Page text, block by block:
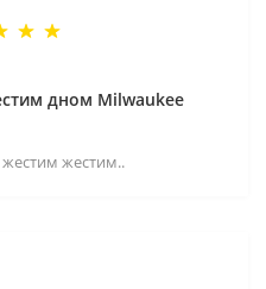
дном Milwaukee
жестим..